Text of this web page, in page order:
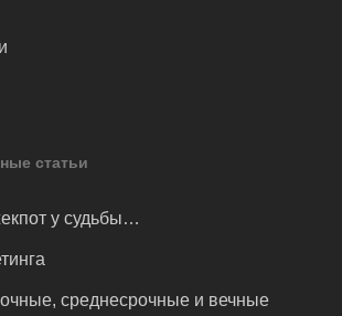
статьи
у судьбы…
среднесрочные и вечные